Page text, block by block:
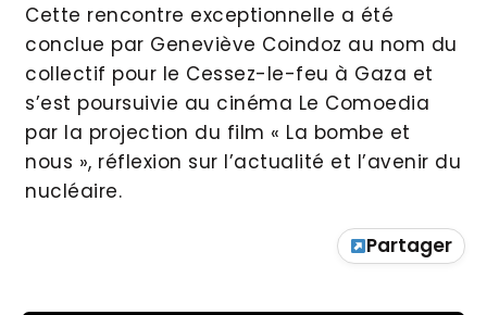
Cette rencontre exceptionnelle a été
conclue par Geneviève Coindoz au nom du
collectif pour le Cessez-le-feu à Gaza et
s’est poursuivie au cinéma Le Comoedia
par la projection du film « La bombe et
nous », réflexion sur l’actualité et l’avenir du
nucléaire.
Partager